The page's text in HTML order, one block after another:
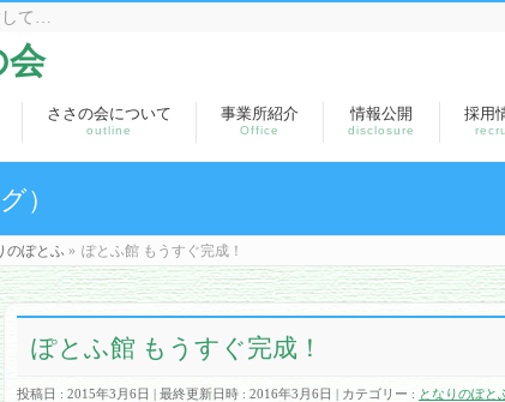
して…
会
ささの会について
outline
事業所紹介
Office
情報公開
disclosure
採用
）
のぽとふ » ぽとふ館 もうすぐ完成！
ぽとふ館 もうすぐ完成！
投稿日 : 2015年3月6日 最終更新日時 : 2016年3月6日 カテゴリー : となりのぽと